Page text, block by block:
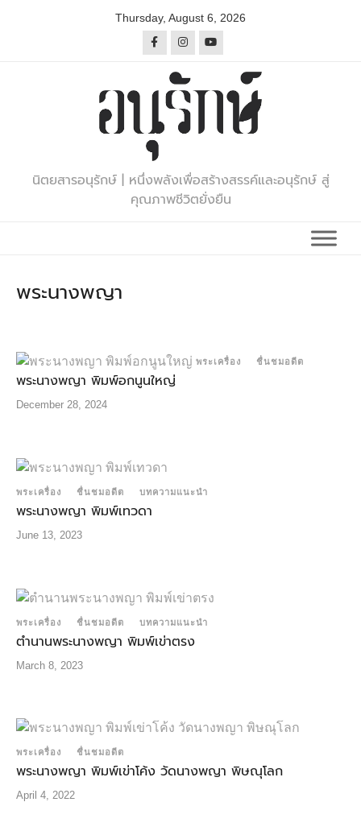
Thursday, August 6, 2026
นิตยสารอนุรักษ์ | หนึ่งพลังเพื่อสร้างสรรค์และอนุรักษ์ สู่
คุณภาพชีวิตยั่งยืน
พระนางพญา
พระเครื่อง ชื่นชมอดีต
พระนางพญา พิมพ์อกนูนใหญ่
December 28, 2024
พระเครื่อง ชื่นชมอดีต บทความแนะนำ
พระนางพญา พิมพ์เทวดา
June 13, 2023
พระเครื่อง ชื่นชมอดีต บทความแนะนำ
ตำนานพระนางพญา พิมพ์เข่าตรง
March 8, 2023
พระเครื่อง ชื่นชมอดีต
พระนางพญา พิมพ์เข่าโค้ง วัดนางพญา พิษณุโลก
April 4, 2022